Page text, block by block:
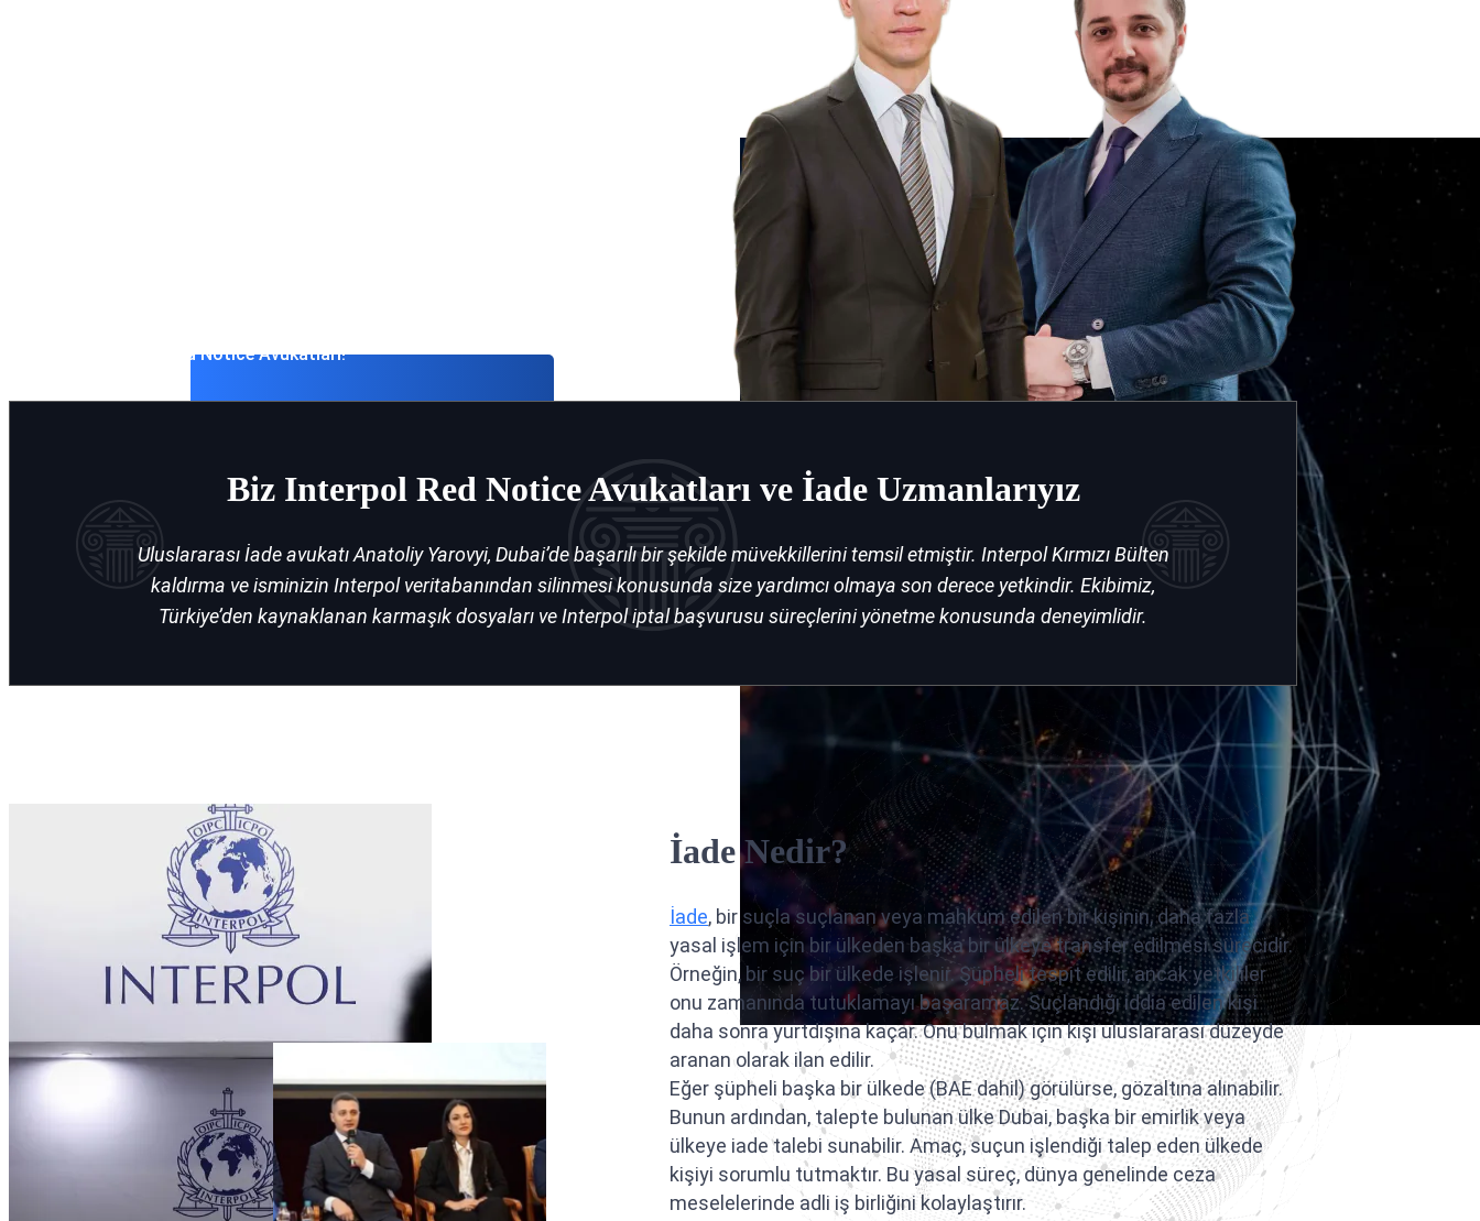
İletişim Interpol Red Notice Avukatları!
Biz Interpol Red Notice Avukatları ve İade Uzmanlarıyız
Uluslararası İade avukatı Anatoliy Yarovyi, Dubai’de başarılı bir şekilde müvekkillerini temsil etmiştir. Interpol Kırmızı Bülten
kaldırma ve isminizin Interpol veritabanından silinmesi konusunda size yardımcı olmaya son derece yetkindir. Ekibimiz,
Türkiye’den kaynaklanan karmaşık dosyaları ve Interpol iptal başvurusu süreçlerini yönetme konusunda deneyimlidir.
İade Nedir?
İade, bir suçla suçlanan veya mahkum edilen bir kişinin, daha fazla
yasal işlem için bir ülkeden başka bir ülkeye transfer edilmesi sürecidir.
Örneğin, bir suç bir ülkede işlenir. Şüpheli tespit edilir, ancak yetkililer
onu zamanında tutuklamayı başaramaz. Suçlandığı iddia edilen kişi
daha sonra yurtdışına kaçar. Onu bulmak için kişi uluslararası düzeyde
aranan olarak ilan edilir.
Eğer şüpheli başka bir ülkede (BAE dahil) görülürse, gözaltına alınabilir.
Bunun ardından, talepte bulunan ülke Dubai, başka bir emirlik veya
ülkeye iade talebi sunabilir. Amaç, suçun işlendiği talep eden ülkede
kişiyi sorumlu tutmaktır. Bu yasal süreç, dünya genelinde ceza
meselelerinde adli iş birliğini kolaylaştırır.